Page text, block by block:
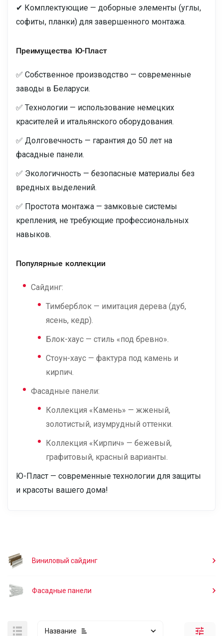
✔ Комплектующие — доборные элементы (углы,
софиты, планки) для завершенного монтажа.
Преимущества Ю-Пласт
✅ Собственное производство — современные
заводы в Беларуси.
✅ Технологии — использование немецких
красителей и итальянского оборудования.
✅ Долговечность — гарантия до 50 лет на
фасадные панели.
✅ Экологичность — безопасные материалы без
вредных выделений.
✅ Простота монтажа — замковые системы
крепления, не требующие профессиональных
навыков.
Популярные коллекции
Сайдинг:
Тимберблок — имитация дерева (дуб,
ясень, кедр).
Блок-хаус — стиль «под бревно».
Стоун-хаус — фактура под камень и
кирпич.
Фасадные панели:
Коллекция «Камень» — жженый,
золотистый, изумрудный оттенки.
Коллекция «Кирпич» — бежевый,
графитовый, красный варианты.
Ю-Пласт — современные технологии для защиты
и красоты вашего дома!
Виниловый сайдинг
Фасадные панели
Название